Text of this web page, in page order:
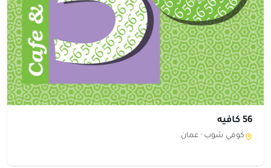
56 كافيه
كوفي شوب · عمان